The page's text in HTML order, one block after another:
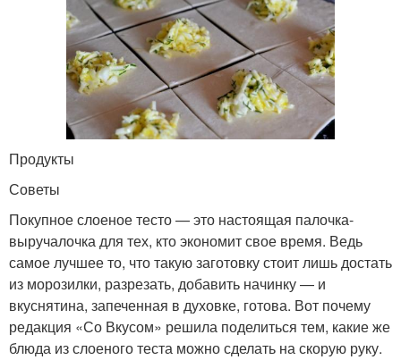
Продукты
Советы
Покупное слоеное тесто — это настоящая палочка-
выручалочка для тех, кто экономит свое время. Ведь
самое лучшее то, что такую заготовку стоит лишь достать
из морозилки, разрезать, добавить начинку — и
вкуснятина, запеченная в духовке, готова. Вот почему
редакция «Со Вкусом» решила поделиться тем, какие же
блюда из слоеного теста можно сделать на скорую руку.